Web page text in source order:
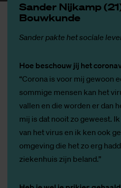
San­der Nij­kamp
Bouw­kun­de
Sander pakte het sociale
Hoe beschouw jij het
“Corona is voor mij gewoon
sommige mensen kan het
vallen en die worden er dan
mij is dat nooit zo geweest.
van het virus en ik ken ook
omgeving die het zo erg
ziekenhuis zijn beland.”